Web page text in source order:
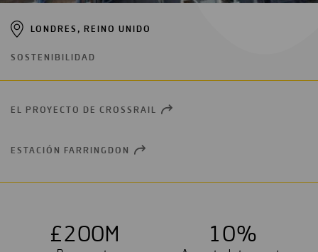
LONDRES, REINO UNIDO
SOSTENIBILIDAD
EL PROYECTO DE CROSSRAIL OPEN
ESTACIÓN FARRINGDON OPEN
£200M 10%